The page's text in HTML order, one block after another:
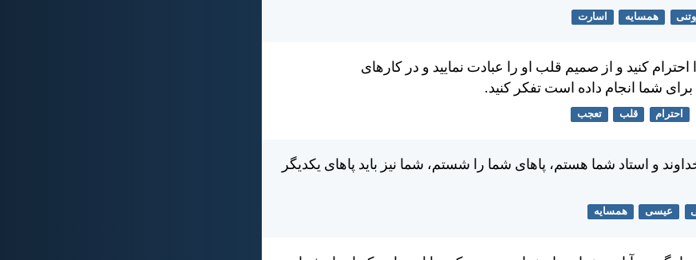
همسایه اسارت
احترام كنيد و از صميم قلب او را عبادت نماييد و در كارهای
شما انجام داده است تفكر كنيد.
احترام قلب تعجب
و استاد شما هستم، پاهای شما را شستم، شما نيز بايد پاهای يكديگر
عیسی همسایه